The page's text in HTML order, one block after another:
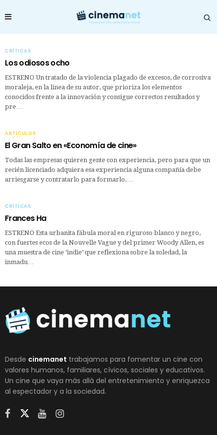
CRÍTICAS
Los odiosos ocho
ESTRENO Un tratado de la violencia plagado de excesos, de corrosiva
moraleja, en la línea de su autor, que prioriza los elementos
conocidos frente a la innovación y consigue correctos resultados y
pre…
ARTÍCULOS
El Gran Salto en «Economía de cine»
Todas las empresas quieren gente con experiencia, pero para que un
recién licenciado adquiera esa experiencia alguna compañía debe
arriesgarse y contratarlo para formarlo.…
CRÍTICAS
Frances Ha
ESTRENO Esta urbanita fábula moral en riguroso blanco y negro,
con fuertes ecos de la Nouvelle Vague y del primer Woody Allen, es
una muestra de cine ‘indie’ que reflexiona sobre la soledad, la
inmadu…
Desde cinemanet trabajamos para fomentar un cine con
valores humanos, familiares, cívicos, sociales y educativos.
Un cine que vaya más allá del entretenimiento y enriquezca
al espectador y a la sociedad.